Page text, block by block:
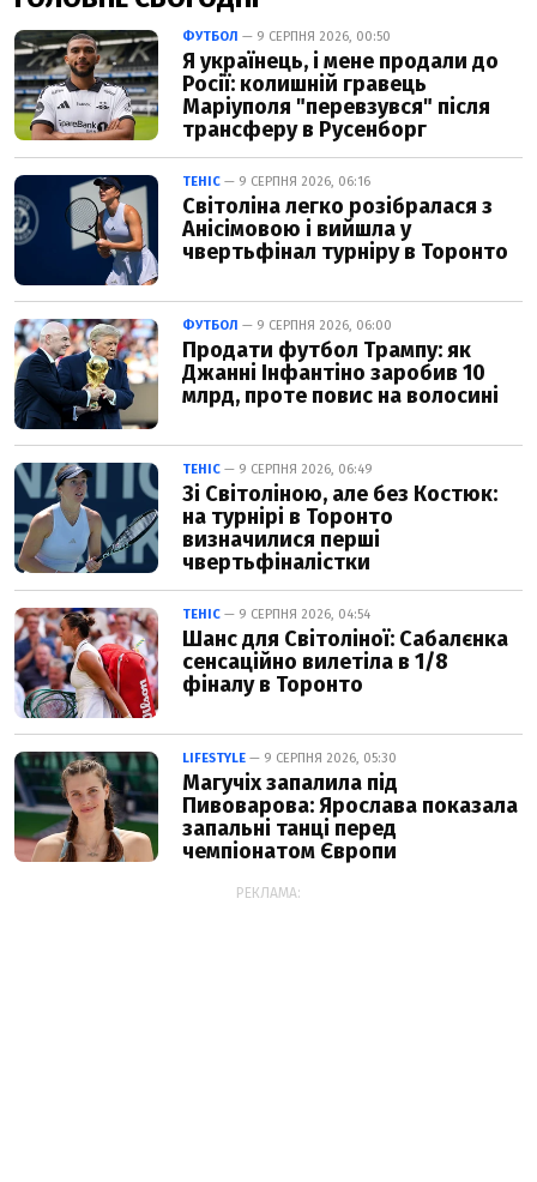
ФУТБОЛ — 9 СЕРПНЯ 2026, 00:50
Я українець, і мене продали до
Росії: колишній гравець
Маріуполя "перевзувся" після
трансферу в Русенборг
ТЕНІС — 9 СЕРПНЯ 2026, 06:16
Світоліна легко розібралася з
Анісімовою і вийшла у
чвертьфінал турніру в Торонто
ФУТБОЛ — 9 СЕРПНЯ 2026, 06:00
Продати футбол Трампу: як
Джанні Інфантіно заробив 10
млрд, проте повис на волосині
ТЕНІС — 9 СЕРПНЯ 2026, 06:49
Зі Світоліною, але без Костюк:
на турнірі в Торонто
визначилися перші
чвертьфіналістки
ТЕНІС — 9 СЕРПНЯ 2026, 04:54
Шанс для Світоліної: Сабалєнка
сенсаційно вилетіла в 1/8
фіналу в Торонто
LIFESTYLE — 9 СЕРПНЯ 2026, 05:30
Магучіх запалила під
Пивоварова: Ярослава показала
запальні танці перед
чемпіонатом Європи
РЕКЛАМА: